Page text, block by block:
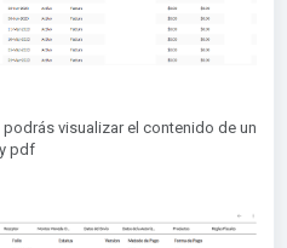
visualizar el contenido de un
pdf